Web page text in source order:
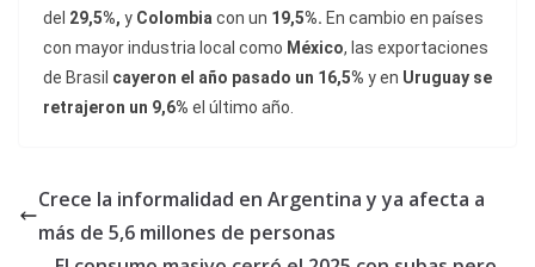
del 29,5%, y Colombiacon un 19,5%. En cambio en países
con mayor industria local como México, las exportaciones
de Brasil cayeron el año pasado un 16,5% y en Uruguay se
retrajeron un 9,6% el último año.
Crece la informalidad en Argentina y ya afecta a
más de 5,6 millones de personas